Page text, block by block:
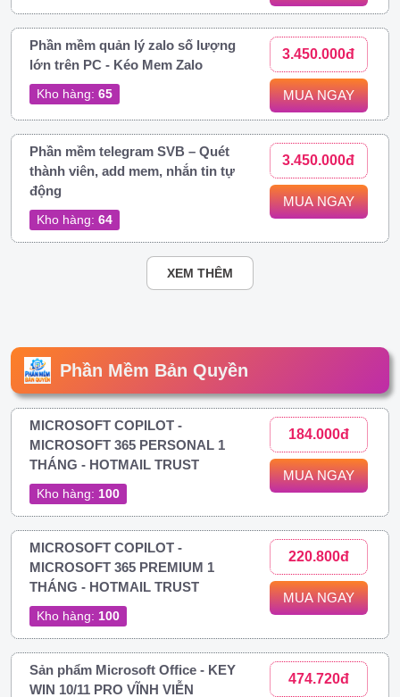
Phần mềm quản lý zalo số lượng
lớn trên PC - Kéo Mem Zalo
Kho hàng: 65
3.450.000đ
MUA NGAY
Phần mềm telegram SVB – Quét
thành viên, add mem, nhắn tin tự
động
Kho hàng: 64
3.450.000đ
MUA NGAY
XEM THÊM
Phần Mềm Bản Quyền
MICROSOFT COPILOT -
MICROSOFT 365 PERSONAL 1
THÁNG - HOTMAIL TRUST
Kho hàng: 100
184.000đ
MUA NGAY
MICROSOFT COPILOT -
MICROSOFT 365 PREMIUM 1
THÁNG - HOTMAIL TRUST
Kho hàng: 100
220.800đ
MUA NGAY
Sản phẩm Microsoft Office - KEY
WIN 10/11 PRO VĨNH VIỄN
474.720đ